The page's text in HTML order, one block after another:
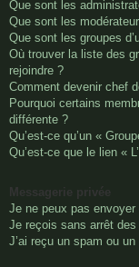
Que sont les
Que sont les
Que sont les groupes
Où trouver la liste des
rejoindre ?
Comment devenir chef
Pourquoi certains
différente ?
Qu’est-ce qu’un «
Qu’est-ce que le lien «
Je ne peux pas
Je reçois sans arrêt
J’ai reçu un spam ou